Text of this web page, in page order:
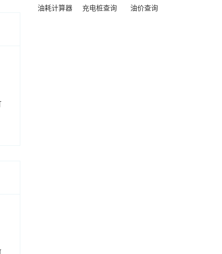
油耗计算器 充电桩查询 油价查询